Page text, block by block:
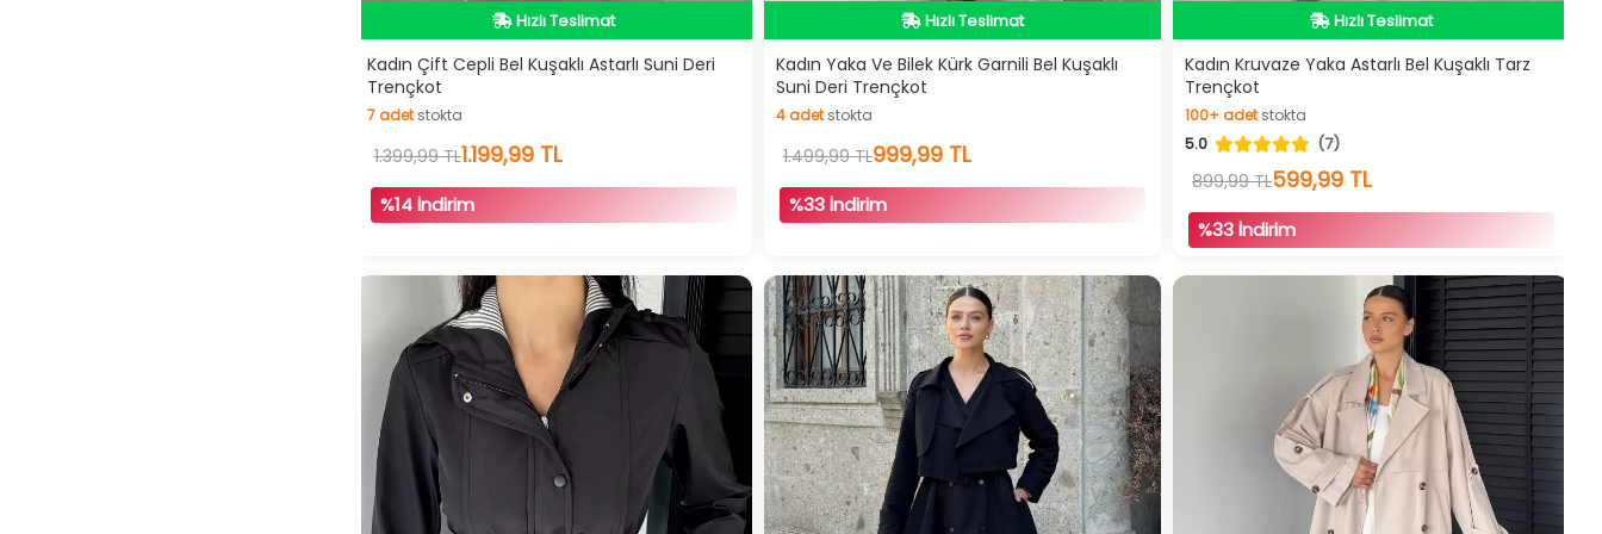
İndirimli Ürün
Hızlı Teslimat
Kadın Çift Cepli Bel Kuşaklı Astarlı Suni Deri
Trençkot
7adetstokta
7 adet stokta
1.399,99 TL1.199,99 TL
%14 İndirim
İndirimli Ürün
Hızlı Teslimat
İndirimli Ürün
Kadın Yaka Ve Bilek Kürk Garnili Bel Kuşaklı
Suni Deri Trençkot
4adetstokta
4 adetstokta
1.499,99 TL999,99 TL
%33 İndirim
Videolu Ürün
İndirimli Ürün
Kadın Kruvaze Yaka Astarlı Bel Kuşaklı Tarz
Trençkot
100+ adetstokta
100+adetstokta
5.0 (7)
899,99 TL599,99 TL
%33 İndirim